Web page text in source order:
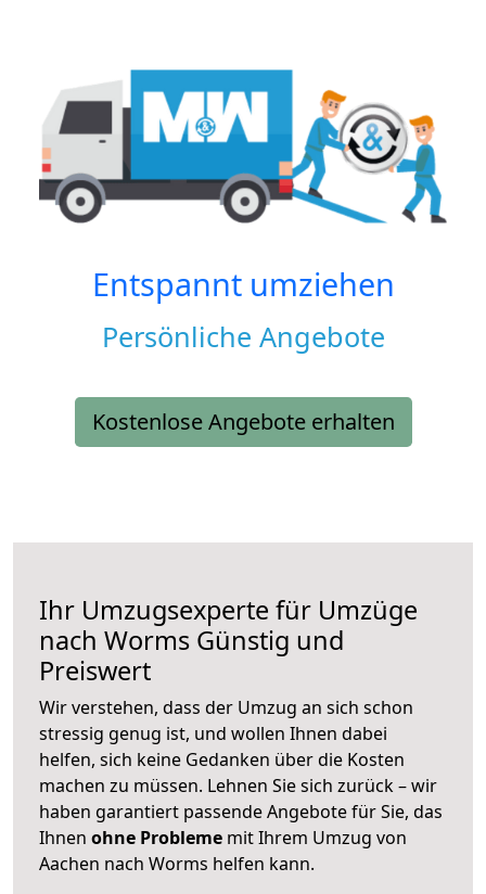
Entspannt umziehen
Persönliche Angebote
Kostenlose Angebote erhalten
Ihr Umzugsexperte für Umzüge
nach Worms Günstig und
Preiswert
Wir verstehen, dass der Umzug an sich schon
stressig genug ist, und wollen Ihnen dabei
helfen, sich keine Gedanken über die Kosten
machen zu müssen. Lehnen Sie sich zurück – wir
haben garantiert passende Angebote für Sie, das
Ihnen ohne Probleme mit Ihrem Umzug von
Aachen nach Worms helfen kann.